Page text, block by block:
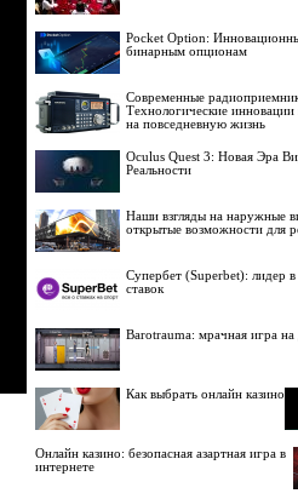
Pocket Option:
бинарным опционам
Современные
Технологические инновации
на повседневную жизнь
Oculus Quest 3: Новая Эра
Реальности
Наши взгляды на наружные
открытые возможности для
Супербет (Superbet): лидер
ставок
Barotrauma: мрачная игра на
Как выбрать онлайн казино
Онлайн казино: безопасная азартная игра в
интернете